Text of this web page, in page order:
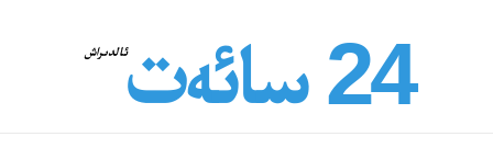
24 سائەت ئالدىراش